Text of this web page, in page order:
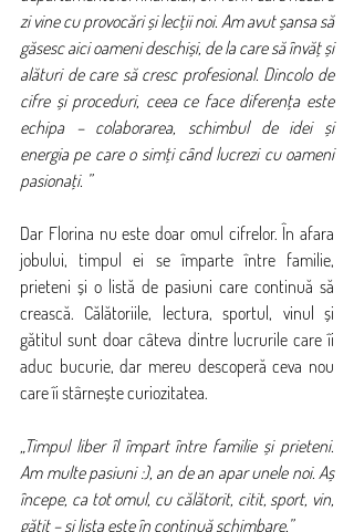
zi vine cu provocări și lecții noi. Am avut șansa să
găsesc aici oameni deschiși, de la care să învăț și
alături de care să cresc profesional. Dincolo de
cifre și proceduri, ceea ce face diferența este
echipa – colaborarea, schimbul de idei și
energia pe care o simți când lucrezi cu oameni
pasionați. ”
Dar Florina nu este doar omul cifrelor. În afara
jobului, timpul ei se împarte între familie,
prieteni și o listă de pasiuni care continuă să
crească. Călătoriile, lectura, sportul, vinul și
gătitul sunt doar câteva dintre lucrurile care îi
aduc bucurie, dar mereu descoperă ceva nou
care îi stârnește curiozitatea.
„Timpul liber îl împart între familie și prieteni.
Am multe pasiuni :), an de an apar unele noi. Aș
începe, ca tot omul, cu călătorit, citit, sport, vin,
gătit – și lista este în continuă schimbare.”